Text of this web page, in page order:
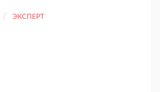
ЭКСПЕРТ